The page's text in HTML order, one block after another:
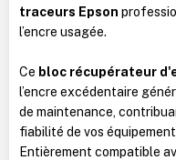
traceurs Epson
l’encre usagée.
Ce bloc récupérateur
l’encre excédentaire
de maintenance,
fiabilité de vos
Entièrement compatible